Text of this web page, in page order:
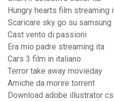
Hungry hearts film streaming
Scaricare sky go su samsung
Cast vento di passioni
Era mio padre streaming ita
Cars 3 film in italiano
Terror take away movieday
Amiche da morire torrent
Download adobe illustrator